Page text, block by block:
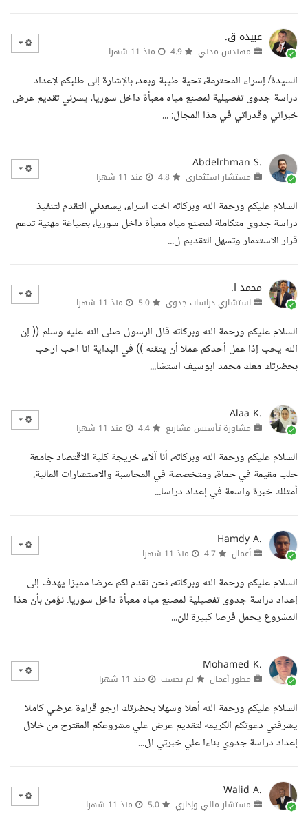
عبيده ق.
مهندس مدني منذ 11 شهرا
السيدة/ إسراء المحترمة، تحية طيبة وبعد، بالإشارة إلى طلبكم لإعداد
دراسة جدوى تفصيلية لمصنع مياه معبأة داخل سوريا، يسرني تقديم عرض
خبراتي وقدراتي في هذا المجال: ...
Abdelrhman S.
مستشار استثماري منذ 11 شهرا
السلام عليكم ورحمة الله وبركاته اخت اسراء، يسعدني التقدم لتنفيذ
دراسة جدوى متكاملة لمصنع مياه معبأة داخل سوريا، بصياغة مهنية تدعم
قرار الاستثمار وتسهل التقديم ل...
محمد ا.
استشاري دراسات جدوى منذ 11 شهرا
السلام عليكم ورحمة الله وبركاته قال الرسول صلى الله عليه وسلم (( إن
الله يحب إذا عمل أحدكم عملا أن يتقنه )) في البداية انا احب ارحب
بحضرتك معك محمد ابوسيف استشا...
Alaa K.
مشاورة تأسيس مشاريع منذ 11 شهرا
السلام عليكم ورحمة الله وبركاته، أنا آلاء، خريجة كلية الاقتصاد جامعة
حلب مقيمة في حماة، ومتخصصة في المحاسبة والاستشارات المالية.
أمتلك خبرة واسعة في إعداد دراسا...
Hamdy A.
أعمال منذ 11 شهرا
السلام عليكم ورحمة الله وبركاته، نحن نقدم لكم عرضا مميزا يهدف إلى
إعداد دراسة جدوى تفصيلية لمصنع مياه معبأة داخل سوريا. نؤمن بأن هذا
المشروع يحمل فرصا كبيرة للن...
Mohamed K.
مطور أعمال لم يحسب منذ 11 شهرا
السلام عليكم ورحمة الله أهلا وسهلا بحضرتك ارجو قراءة عرضي كاملا
يشرفني دعوتكم الكريمه لتقديم عرض علي مشروعكم المقترح من خلال
إعداد دراسة جدوي بناءا علي خبرتي ال...
Walid A.
مستشار مالي وإداري منذ 11 شهرا